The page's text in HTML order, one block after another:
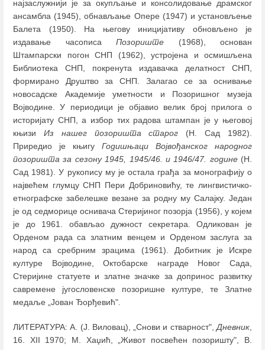
најзаслужнији је за окупљање и консолидовање драмског
ансамбла (1945), обнављање Опере (1947) и установљење
Балета (1950). На његову иницијативу обновљено је
издавање часописа Позориште (1968), основан
Штампарски погон СНП (1962), устројена и осмишљена
Библиотека СНП, покренута издавачка делатност СНП,
формирано Друштво за СНП. Залагао се за оснивање
новосадске Академије уметности и Позоришног музеја
Војводине. У периодици је објавио велик број прилога о
историјату СНП, а избор тих радова штампан је у његовој
књизи Из нашег позоришта старог (Н. Сад 1982).
Приредио је књигу Годишњаци Војвођанског народног
позоришта за сезону 1945, 1945/46. и 1946/47. године(Н.
Сад 1981). У рукопису му је остала грађа за монографију о
највећем глумцу СНП Пери Добриновићу, те лингвистичко-
етнографске забелешке везане за родну му Салајку. Један
је од седморице оснивача Стеријиног позорја (1956), у којем
је до 1961. обављао дужност секретара. Одликован је
Орденом рада са златним венцем и Орденом заслуга за
народ са сребрним зрацима (1961). Добитник је Искре
културе Војводине, Октобарске награде Новог Сада,
Стеријине статуете и златне значке за допринос развитку
савремене југословенске позоришне културе, те Златне
медаље „Јован Ђорђевић".
ЛИТЕРАТУРА: А. (Ј. Виловац), „Снови и стварност", Дневник
16. XII 1970; М. Хаџић, „Живот посвећен позоришту", В.